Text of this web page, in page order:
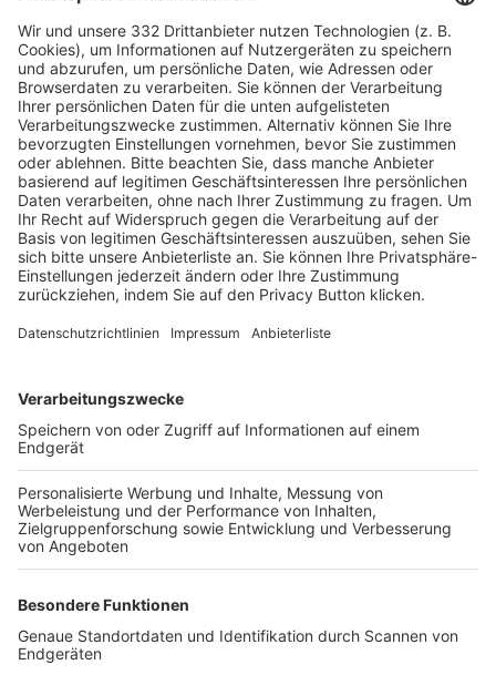
HÄUFIG BESUCHTE SEITEN
Pässe und Vereinswechsel
Trainerausbildung
Schulungsangebot Vereinsmitarbeiter
BFV-Geschäftsstellen
Trainerbörse
Login SpielPlus
FOLGE DEM BFV
TOP-VEREINE
TOP-PARTNER